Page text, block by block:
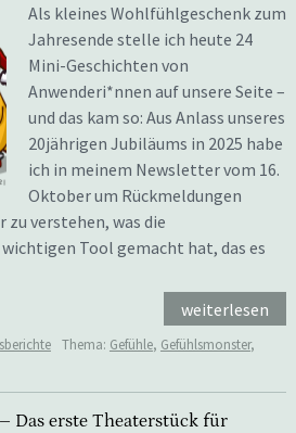
Als kleines Wohlfühlgeschenk zum
Jahresende stelle ich heute 24
Mini-Geschichten von
Anwenderi*nnen auf unsere Seite –
und das kam so: Aus Anlass unseres
20jährigen Jubiläums in 2025 habe
ich in meinem Newsletter vom 16.
Oktober um Rückmeldungen
zu verstehen, was die
Tool gemacht hat, das es
weiterlesen
Thema: Gefühle, Gefühlsmonster,
Das erste Theaterstück für